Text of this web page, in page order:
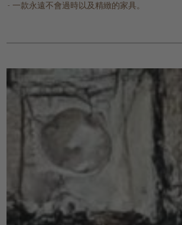
一款永遠不會過時以及精緻的家具。